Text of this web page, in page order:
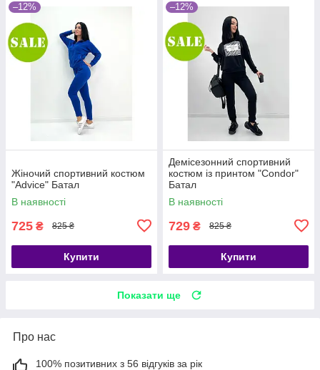
–12%
Жіночий спортивний костюм
"Advice" Батал
В наявності
725 ₴ 825 ₴
Купити
–12%
Демісезонний спортивний
костюм із принтом "Condor"
Батал
В наявності
729 ₴ 825 ₴
Купити
Показати ще
Про нас
100% позитивних з 56 відгуків за рік